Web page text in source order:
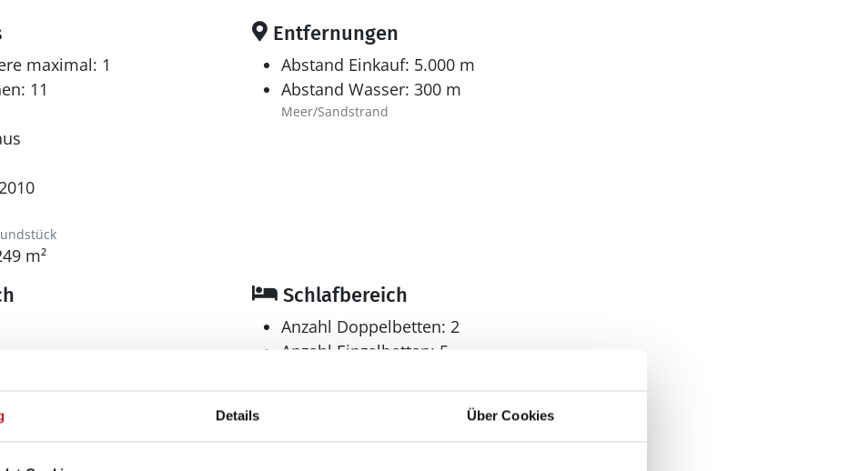
Details Über Cookies
maximal: 1
11
m²
Entfernungen
Abstand Einkauf: 5.000 m
Abstand Wasser: 300 m
Meer/Sandstrand
Schlafbereich
Anzahl Doppelbetten: 2
Anzahl Einzelbetten: 5
Anzahl Duschen: 2